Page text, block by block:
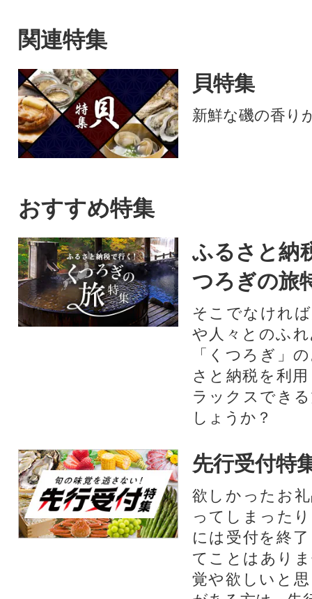
関連特集
貝特集
新鮮な磯の香り
おすすめ特集
ふるさと納
つろぎの旅
そこでなけれ
や人々とのふ
「くつろぎ」
さと納税を利
ラックスでき
しょうか？
先行受付特
欲しかったお
ってしまった
には受付を終
てことはあり
覚や欲しいと